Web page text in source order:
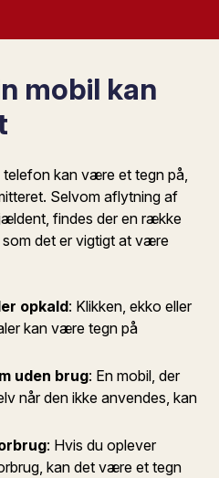
mobil kan
kan være et tegn på,
Selvom aflytning af
findes der en række
det er vigtigt at være
opkald: Klikken, ekko eller
kan være tegn på
uden brug: En mobil, der
når den ikke anvendes, kan
: Hvis du oplever
kan det være et tegn